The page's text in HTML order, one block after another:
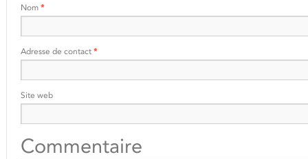
Nom *
Adresse de contact *
Site web
Commentaire